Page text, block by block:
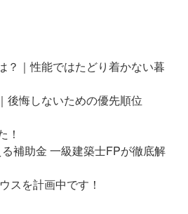
？｜性能ではたどり着かない暮
後悔しないための優先順位
！
補助金 一級建築士FPが徹底解
スを計画中です！